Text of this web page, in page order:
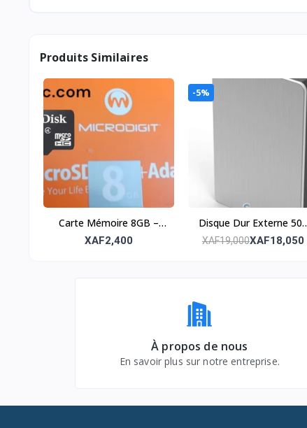
Produits Similaires
Carte Mémoire 8GB –
Stockage fiable et
XAF2,400
-5%
Disque Dur Externe 500
Go HDD – Stockage
XAF19,000XAF18,050
À propos de nous
En savoir plus sur notre entreprise.